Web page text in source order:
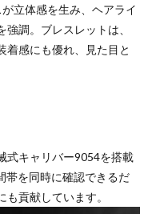
立体感を生み、ヘアライ
調。ブレスレットは、
着感にも優れ、見た目と
式キャリバー9054を搭載
帯を同時に確認できるだ
貢献しています。